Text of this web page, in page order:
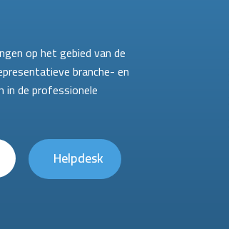
op het gebied van de
branche- en
in de professionele
Helpdesk